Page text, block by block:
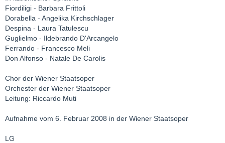
Fiordiligi - Barbara Frittoli
Dorabella - Angelika Kirchschlager
Despina - Laura Tatulescu
Guglielmo - Ildebrando D'Arcangelo
Ferrando - Francesco Meli
Don Alfonso - Natale De Carolis
Chor der Wiener Staatsoper
Orchester der Wiener Staatsoper
Leitung: Riccardo Muti
Aufnahme vom 6. Februar 2008 in der Wiener Staatsoper
LG